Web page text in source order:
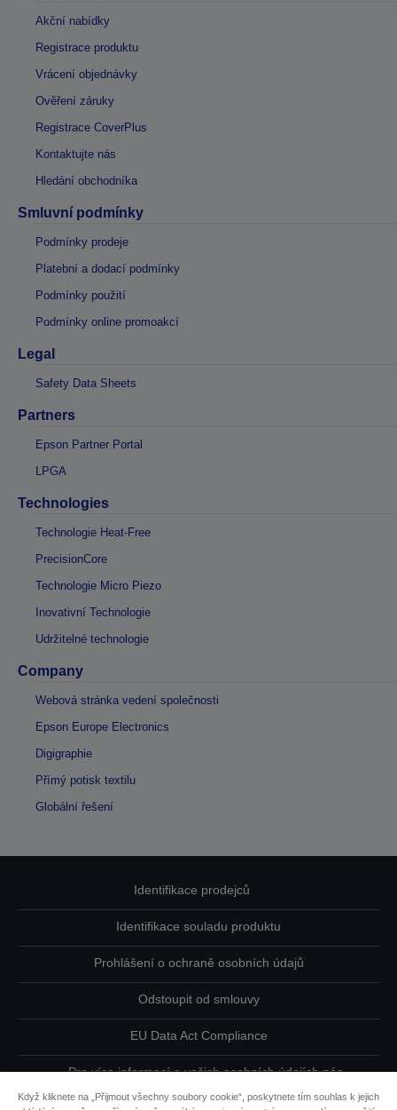
Akční nabídky
Registrace produktu
Vrácení objednávky
Ověření záruky
Registrace CoverPlus
Kontaktujte nás
Hledání obchodníka
Smluvní podmínky
Podmínky prodeje
Platební a dodací podmínky
Podmínky použití
Podmínky online promoakcí
Legal
Safety Data Sheets
Partners
Epson Partner Portal
LPGA
Technologies
Technologie Heat-Free
PrecisionCore
Technologie Micro Piezo
Inovativní Technologie
Udržitelné technologie
Company
Webová stránka vedení společnosti
Epson Europe Electronics
Digigraphie
Přímý potisk textilu
Globální řešení
Identifikace prodejců
Identifikace souladu produktu
Prohlášení o ochraně osobních údajů
Odstoupit od smlouvy
EU Data Act Compliance
Pro více informací o vašich osobních údajích nás
Když kliknete na „Přijmout všechny soubory cookie“, poskytnete tím souhlas k jejich